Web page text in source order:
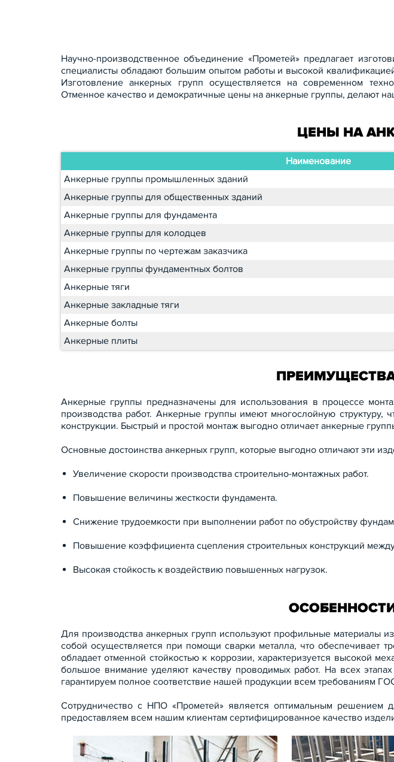
Научно-производственное объединение «Прометей» предлагает
специалисты обладают большим опытом работы и высокой
Изготовление анкерных групп осуществляется на современном
Отменное качество и демократичные цены на анкерные группы, делают
ЦЕНЫ НА
Наименование
Анкерные группы промышленных зданий
Анкерные группы для общественных зданий
Анкерные группы для фундамента
Анкерные группы для колодцев
Анкерные группы по чертежам заказчика
Анкерные группы фундаментных болтов
Анкерные тяги
Анкерные закладные тяги
Анкерные болты
Анкерные плиты
Анкерные группы предназначены для использования в процессе
производства работ. Анкерные группы имеют многослойную структуру,
конструкции. Быстрый и простой монтаж выгодно отличает анкерные
Основные достоинства анкерных групп, которые выгодно отличают эти
Увеличение скорости производства строительно-монтажных работ.
Повышение величины жесткости фундамента.
Снижение трудоемкости при выполнении работ по обустройству
Повышение коэффициента сцепления строительных конструкций
Высокая стойкость к воздействию повышенных нагрузок.
Для производства анкерных групп используют профильные материалы
собой осуществляется при помощи сварки металла, что обеспечивает
обладает отменной стойкостью к коррозии, характеризуется высокой
большое внимание уделяют качеству проводимых работ. На всех
гарантируем полное соответствие нашей продукции всем требованиям
Сотрудничество с НПО «Прометей» является оптимальным
предоставляем всем нашим клиентам сертифицированное качество